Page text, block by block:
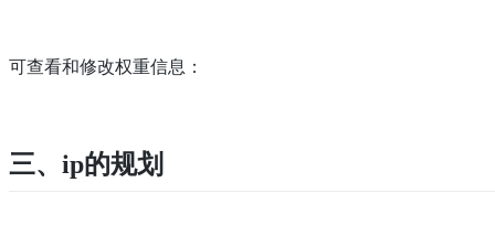
可查看和修改权重信息：
三、ip的规划